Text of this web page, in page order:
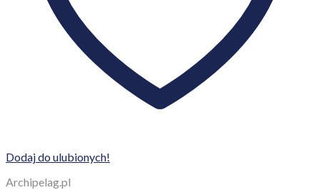
Dodaj do ulubionych!
Archipelag.pl